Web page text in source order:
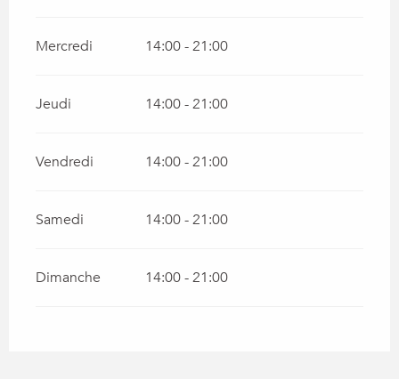
Mercredi 14:00 - 21:00
Jeudi 14:00 - 21:00
Vendredi 14:00 - 21:00
Samedi 14:00 - 21:00
Dimanche 14:00 - 21:00